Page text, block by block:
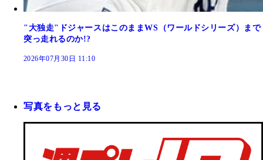
"大独走"ドジャースはこのままWS（ワールドシリーズ）まで
突っ走れるのか!?
2026年07月30日 11:10
写真をもっと見る